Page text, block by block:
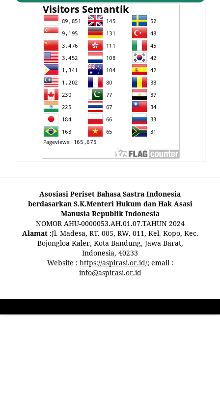
Asosiasi Periset Bahasa Sastra Indonesia
berdasarkan S.K.Menteri Hukum dan Hak Asasi
Manusia Republik Indonesia
NOMOR AHU-0000053.AH.01.07.TAHUN 2024
Alamat :Jl. Madesa, RT. 005, RW. 011, Kel. Kopo, Kec.
Bojongloa Kaler, Kota Bandung, Jawa Barat,
Indonesia, 40233
Website : https://aspirasi.or.id/; email :
info@aspirasi.or.id